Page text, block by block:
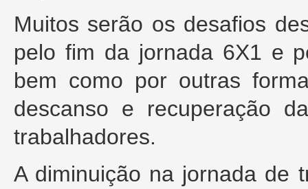
Muitos serão os desafios
pelo fim da jornada 6X1 e
bem como por outras
descanso e recuperação
trabalhadores.
A diminuição na jornada de